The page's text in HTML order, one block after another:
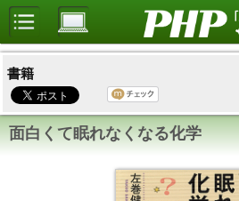
書籍
面白くて眠れなくなる化学